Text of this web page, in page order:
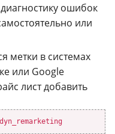
ошибок
или
метки в системах
или Google
лист добавить